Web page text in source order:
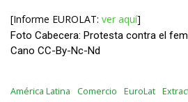
[Informe EUROLAT: ver aquí]
Foto Cabecera: Protesta contra el
Cano CC-By-Nc-Nd
América Latina Comercio EuroLat